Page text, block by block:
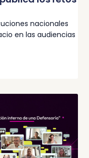
nacionales
en las audiencias